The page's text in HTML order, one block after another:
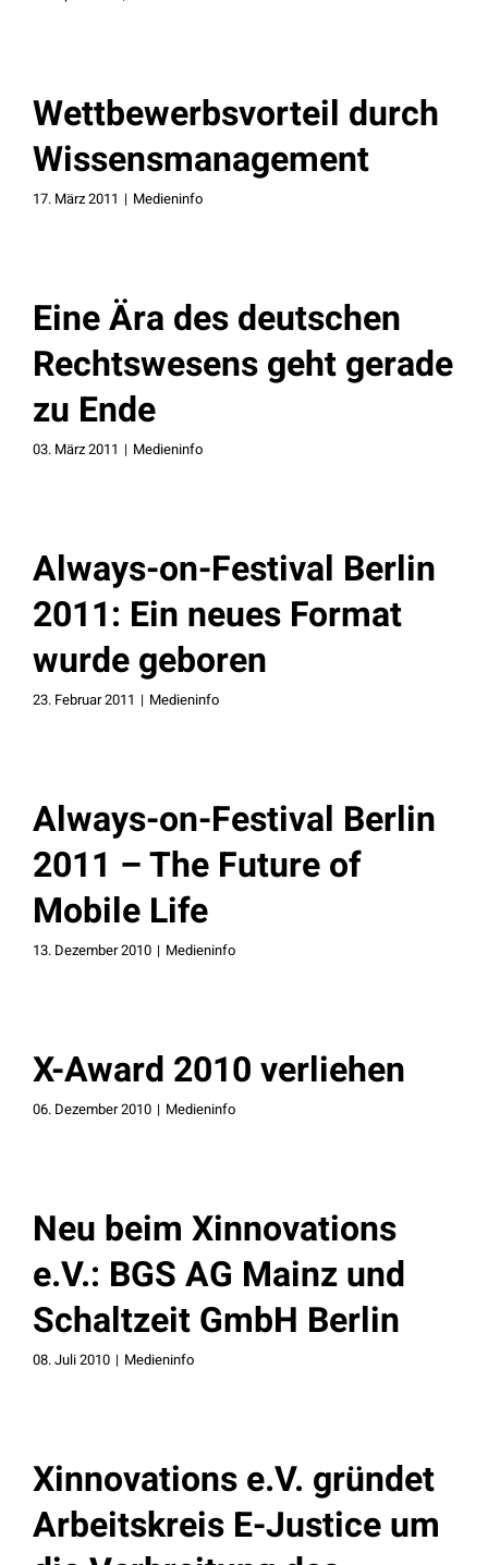
Wettbewerbsvorteil durch
Wissensmanagement
17. März 2011 | Medieninfo
Eine Ära des deutschen
Rechtswesens geht gerade
zu Ende
03. März 2011 | Medieninfo
Always-on-Festival Berlin
2011: Ein neues Format
wurde geboren
23. Februar 2011 | Medieninfo
Always-on-Festival Berlin
2011 – The Future of
Mobile Life
13. Dezember 2010 | Medieninfo
X-Award 2010 verliehen
06. Dezember 2010 | Medieninfo
Neu beim Xinnovations
e.V.: BGS AG Mainz und
Schaltzeit GmbH Berlin
08. Juli 2010 | Medieninfo
Xinnovations e.V. gründet
Arbeitskreis E-Justice um